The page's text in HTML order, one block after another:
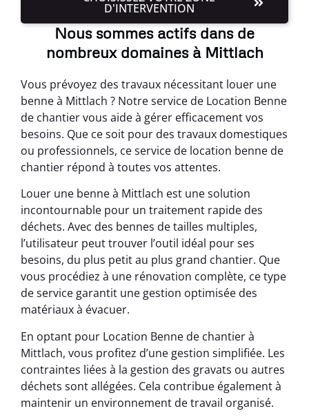
D'INTERVENTION
Nous sommes actifs dans de
nombreux domaines à Mittlach
Vous prévoyez des travaux nécessitant louer une
benne à Mittlach ? Notre service de Location Benne
de chantier vous aide à gérer efficacement vos
besoins. Que ce soit pour des travaux domestiques
ou professionnels, ce service de location benne de
chantier répond à toutes vos attentes.
Louer une benne à Mittlach est une solution
incontournable pour un traitement rapide des
déchets. Avec des bennes de tailles multiples,
l’utilisateur peut trouver l’outil idéal pour ses
besoins, du plus petit au plus grand chantier. Que
vous procédiez à une rénovation complète, ce type
de service garantit une gestion optimisée des
matériaux à évacuer.
En optant pour Location Benne de chantier à
Mittlach, vous profitez d’une gestion simplifiée. Les
contraintes liées à la gestion des gravats ou autres
déchets sont allégées. Cela contribue également à
maintenir un environnement de travail organisé.